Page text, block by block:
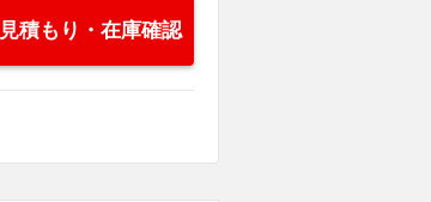
見積もり・在庫確認